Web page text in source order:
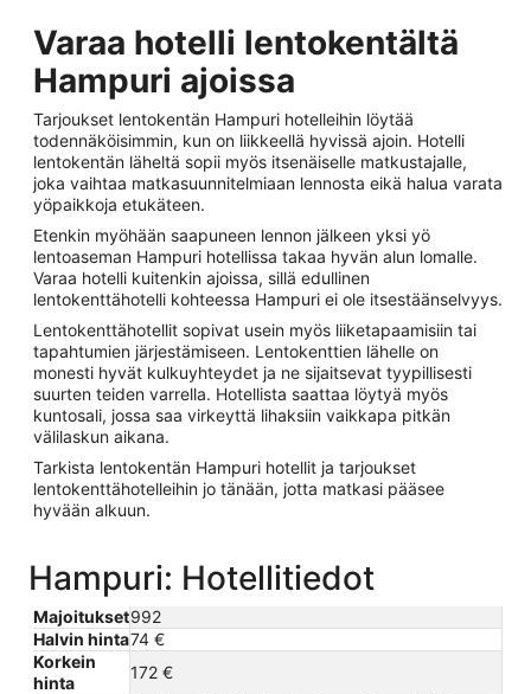
Varaa hotelli lentokentältä
Hampuri ajoissa
Tarjoukset lentokentän Hampuri hotelleihin löytää
todennäköisimmin, kun on liikkeellä hyvissä ajoin. Hotelli
lentokentän läheltä sopii myös itsenäiselle matkustajalle,
joka vaihtaa matkasuunnitelmiaan lennosta eikä halua varata
yöpaikkoja etukäteen.
Etenkin myöhään saapuneen lennon jälkeen yksi yö
lentoaseman Hampuri hotellissa takaa hyvän alun lomalle.
Varaa hotelli kuitenkin ajoissa, sillä edullinen
lentokenttähotelli kohteessa Hampuri ei ole itsestäänselvyys.
Lentokenttähotellit sopivat usein myös liiketapaamisiin tai
tapahtumien järjestämiseen. Lentokenttien lähelle on
monesti hyvät kulkuyhteydet ja ne sijaitsevat tyypillisesti
suurten teiden varrella. Hotellista saattaa löytyä myös
kuntosali, jossa saa virkeyttä lihaksiin vaikkapa pitkän
välilaskun aikana.
Tarkista lentokentän Hampuri hotellit ja tarjoukset
lentokenttähotelleihin jo tänään, jotta matkasi pääsee
hyvään alkuun.
Hampuri: Hotellitiedot
Majoitukset992
Halvin hinta74 €
Korkein
hinta
172 €